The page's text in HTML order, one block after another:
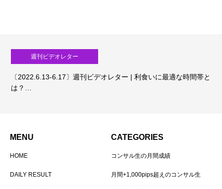
週刊ビデオレター
〔2022.6.13-6.17〕週刊ビデオレター | 利食いに最適な時間帯と
は？…
MENU
HOME
DAILY RESULT
CATEGORIES
コンサル生の月間成績
月間+1,000pips超えのコンサル生